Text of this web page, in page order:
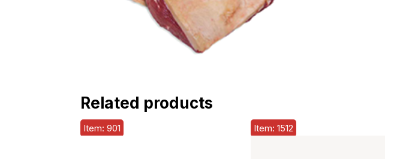
Related products
Item: 901 Item: 1512